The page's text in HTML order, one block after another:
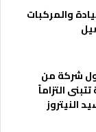
والمركبات
شركة من
التزاماً
النيتروز